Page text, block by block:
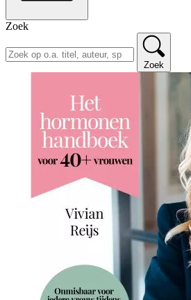
Zoek
Zoek